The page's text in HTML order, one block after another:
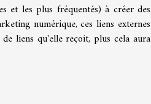
et les plus fréquentés) à créer des
numérique, ces liens externes
liens qu'elle reçoit, plus cela aura